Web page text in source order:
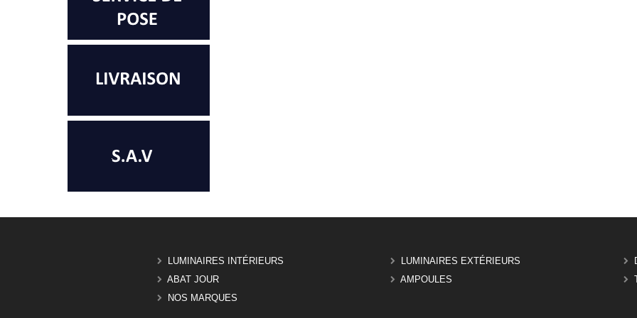
LUMINAIRES INTÉRIEURS LUMINAIRES EXTÉRIEURS
ABAT JOUR
AMPOULES
NOS MARQUES